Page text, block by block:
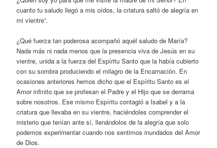
cuanto tu saludo llegó a mis oídos, la criatura saltó de alegría en
mi vientre”.
¿Qué fuerza tan poderosa acompañó aquél saludo de María?
Nada más ni nada menos que la presencia viva de Jesús en su
vientre, unida a la fuerza del Espíritu Santo que la había cubierto
con su sombra produciendo el milagro de la Encarnación. En
ocasiones anteriores hemos dicho que el Espíritu Santo es el
Amor infinito que se profesan el Padre y el Hijo que se derrama
sobre nosotros. Ese mismo Espíritu contagió a Isabel y a la
criatura que llevaba en su vientre, haciéndoles comprender el
misterio que tenían ante sí, llenándolos de la alegría que solo
podemos experimentar cuando nos sentimos inundados del Amor
de Dios.